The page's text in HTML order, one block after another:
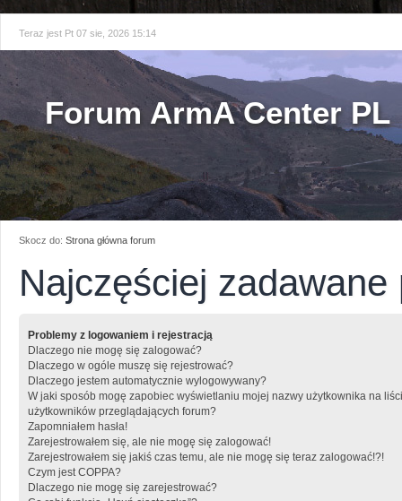
Teraz jest Pt 07 sie, 2026 15:14
Forum ArmA Center PL
Skocz do: Strona główna forum
Najczęściej zadawane
Problemy z logowaniem i rejestracją
Dlaczego nie mogę się zalogować?
Dlaczego w ogóle muszę się rejestrować?
Dlaczego jestem automatycznie wylogowywany?
W jaki sposób mogę zapobiec wyświetlaniu mojej nazwy użytkownika na
użytkowników przeglądających forum?
Zapomniałem hasła!
Zarejestrowałem się, ale nie mogę się zalogować!
Zarejestrowałem się jakiś czas temu, ale nie mogę się teraz zalogować!?!
Czym jest COPPA?
Dlaczego nie mogę się zarejestrować?